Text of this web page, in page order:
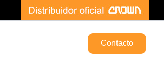
Contacto